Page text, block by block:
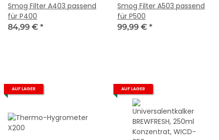
Smog Filter A403 passend
für P400
84,99 € *
Smog Filter A503 passend
für P500
99,99 € *
AUF LAGER AUF LAGER